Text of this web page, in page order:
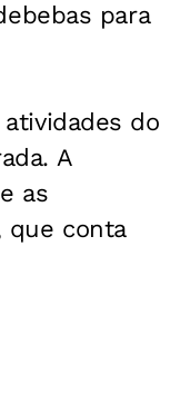
para
do
A
as
que conta